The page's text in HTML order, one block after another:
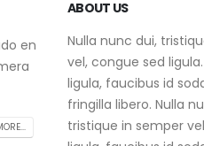
en
Nulla nunc dui,
ligula, faucibus id
fringilla libero. Nulla
tristique in semper
ligula, faucibus id
fringilla libero.